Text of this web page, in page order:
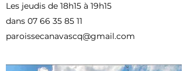
Les jeudis de 18h15 à 19h15
dans 07 66 35 85 11
paroissecanavascq@gmail.com